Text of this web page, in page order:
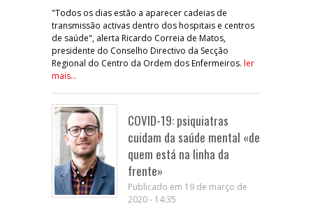
"Todos os dias estão a aparecer cadeias de
transmissão activas dentro dos hospitais e centros
de saúde", alerta Ricardo Correia de Matos,
presidente do Conselho Directivo da Secção
Regional do Centro da Ordem dos Enfermeiros. ler
mais...
COVID-19: psiquiatras
cuidam da saúde mental «de
quem está na linha da
frente»
Publicado em 19 de março de
2020 - 14:35